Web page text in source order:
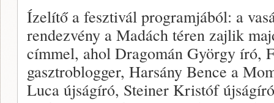
Ízelítő a fesztivál programjából: a
rendezvény a Madách téren zajlik
címmel, ahol Dragomán György író,
gasztroblogger, Harsány Bence a
Luca újságíró, Steiner Kristóf